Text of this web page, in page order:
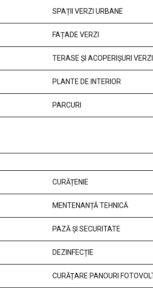
SPAȚII VERZI URBANE
FAȚADE VERZI
TERASE ȘI ACOPERIȘURI VERZI
PLANTE DE INTERIOR
PARCURI
CURĂȚENIE
MENTENANȚĂ TEHNICĂ
PAZĂ ȘI SECURITATE
DEZINFECȚIE
CURĂȚARE PANOURI